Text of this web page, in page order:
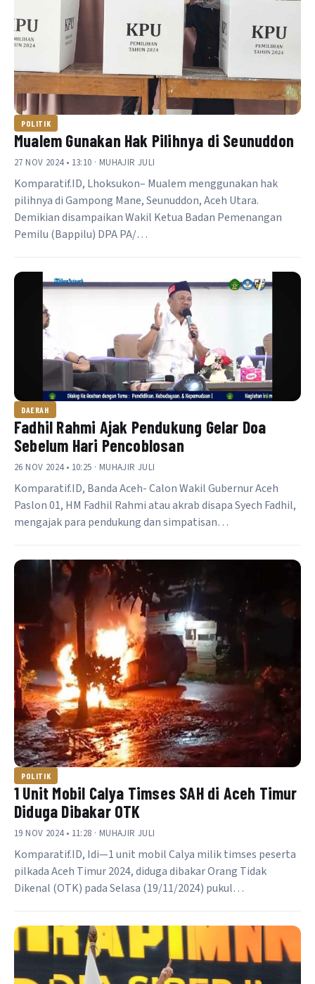
POLITIK
Mualem Gunakan Hak Pilihnya di Seunuddon
27 NOV 2024 • 13:10 · MUHAJIR JULI
Komparatif.ID, Lhoksukon– Mualem menggunakan hak
pilihnya di Gampong Mane, Seunuddon, Aceh Utara.
Demikian disampaikan Wakil Ketua Badan Pemenangan
Pemilu (Bappilu) DPA PA/…
DAERAH
Fadhil Rahmi Ajak Pendukung Gelar Doa
Sebelum Hari Pencoblosan
26 NOV 2024 • 10:25 · MUHAJIR JULI
Komparatif.ID, Banda Aceh- Calon Wakil Gubernur Aceh
Paslon 01, HM Fadhil Rahmi atau akrab disapa Syech Fadhil,
mengajak para pendukung dan simpatisan…
POLITIK
1 Unit Mobil Calya Timses SAH di Aceh Timur
Diduga Dibakar OTK
19 NOV 2024 • 11:28 · MUHAJIR JULI
Komparatif.ID, Idi—1 unit mobil Calya milik timses peserta
pilkada Aceh Timur 2024, diduga dibakar Orang Tidak
Dikenal (OTK) pada Selasa (19/11/2024) pukul…